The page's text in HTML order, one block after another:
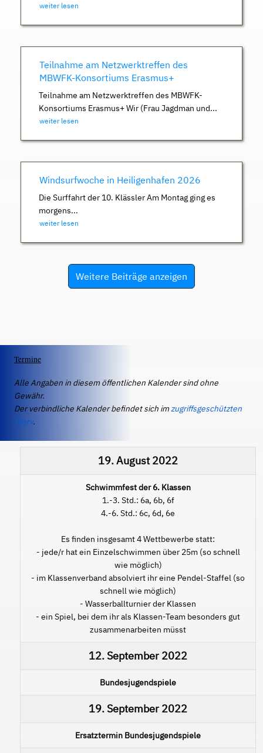
weiter lesen
Teilnahme am Netzwerktreffen des
MBWFK-Konsortiums Erasmus+
Teilnahme am Netzwerktreffen des MBWFK-
Konsortiums Erasmus+ Wir (Frau Jagdman und...
weiter lesen
Windsurfwoche in Heiligenhafen 2026
Die Surffahrt der 10. Klässler Am Montag ging es
morgens...
weiter lesen
Weitere Beiträge anzeigen
Termine
Alle Angaben in diesem öffentlichen Kalender sind ohne
Gewähr.
Der verbindliche Kalender befindet sich imzugriffsgeschützten
IServ.
19. August 2022
Schwimmfest der 6. Klassen
1.-3. Std.: 6a, 6b, 6f
4.-6. Std.: 6c, 6d, 6e
Es finden insgesamt 4 Wettbewerbe statt:
- jede/r hat ein Einzelschwimmen über 25m (so schnell
wie möglich)
- im Klassenverband absolviert ihr eine Pendel-Staffel (so
schnell wie möglich)
- Wasserballturnier der Klassen
- ein Spiel, bei dem ihr als Klassen-Team besonders gut
zusammenarbeiten müsst
12. September 2022
Bundesjugendspiele
19. September 2022
Ersatztermin Bundesjugendspiele